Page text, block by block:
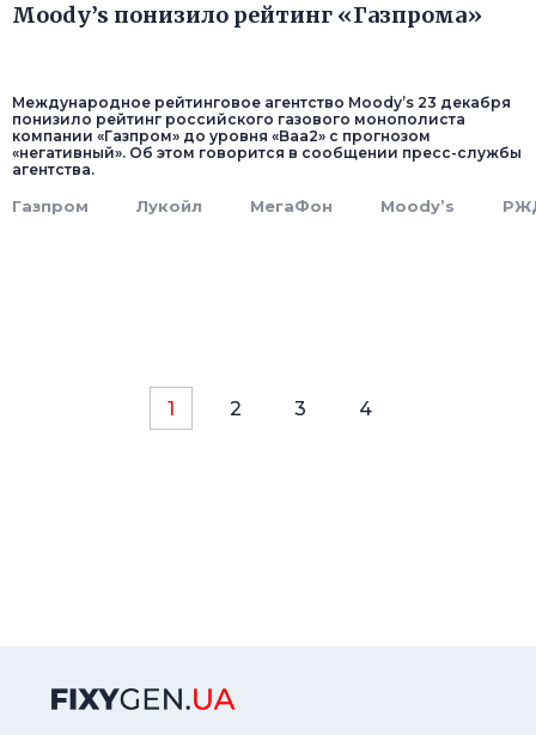
Moody’s понизило рейтинг «Газпрома»
Международное рейтинговое агентство Moody’s 23 декабря
понизило рейтинг российского газового монополиста
компании «Газпром» до уровня «Baa2» с прогнозом
«негативный». Об этом говорится в сообщении пресс-службы
агентства.
Газпром Лукойл МегаФон Moody’s
1 2 3 4